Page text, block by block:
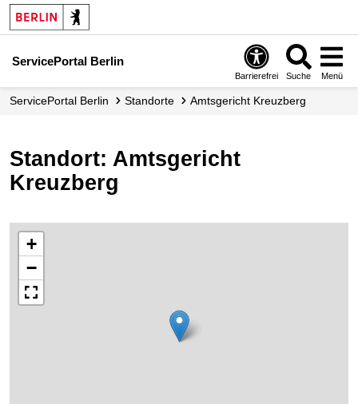
ServicePortal Berlin
Barrierefrei Suche Menü
ServicePortal Berlin Standorte Amtsgericht Kreuzberg
Standort: Amtsgericht
Kreuzberg
+
−